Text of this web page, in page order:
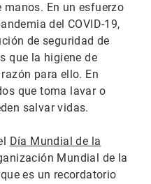
En un esfuerzo
del COVID-19,
de seguridad de
que la higiene de
para ello. En
que toma lavar o
salvar vidas.
Día Mundial de la
Mundial de la
es un recordatorio